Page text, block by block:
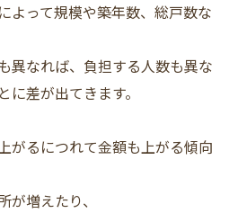
よって規模や築年数、総戸数な
異なれば、負担する人数も異な
に差が出てきます。
がるにつれて金額も上がる傾向
が増えたり、